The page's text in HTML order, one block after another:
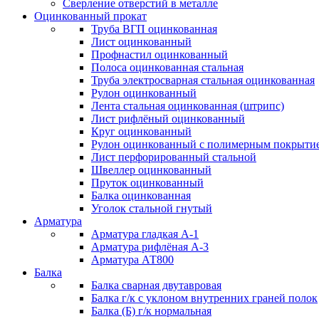
Сверление отверстий в металле
Оцинкованный прокат
Труба ВГП оцинкованная
Лист оцинкованный
Профнастил оцинкованный
Полоса оцинкованная стальная
Труба электросварная стальная оцинкованная
Рулон оцинкованный
Лента стальная оцинкованная (штрипс)
Лист рифлёный оцинкованный
Круг оцинкованный
Рулон оцинкованный с полимерным
Лист перфорированный стальной
Швеллер оцинкованный
Пруток оцинкованный
Балка оцинкованная
Уголок стальной гнутый
Арматура
Арматура гладкая А-1
Арматура рифлёная А-3
Арматура АТ800
Балка
Балка сварная двутавровая
Балка г/к с уклоном внутренних граней полок
Балка (Б) г/к нормальная